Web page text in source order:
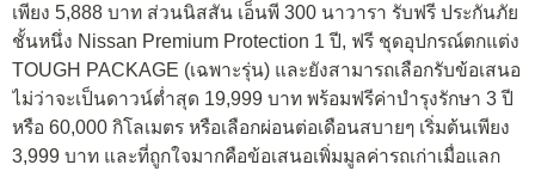
เพียง 5,888 บาท ส่วนนิสสัน เอ็นพี 300 นาวารา รับฟรี ประกันภัย
ชั้นหนึ่ง Nissan Premium Protection 1 ปี, ฟรี ชุดอุปกรณ์ตกแต่ง
TOUGH PACKAGE (เฉพาะรุ่น) และยังสามารถเลือกรับข้อเสนอ
ไม่ว่าจะเป็นดาวน์ต่ำสุด 19,999 บาท พร้อมฟรีค่าบำรุงรักษา 3 ปี
หรือ 60,000 กิโลเมตร หรือเลือกผ่อนต่อเดือนสบายๆ เริ่มต้นเพียง
3,999 บาท และที่ถูกใจมากคือข้อเสนอเพิ่มมูลค่ารถเก่าเมื่อแลก